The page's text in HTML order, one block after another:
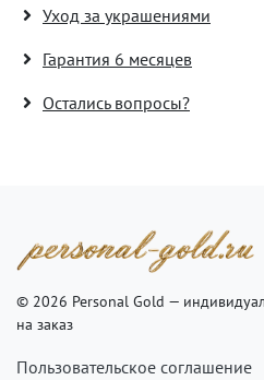
Уход за украшениями
Гарантия 6 месяцев
Остались вопросы?
© 2026 Personal Gold —
на заказ
Пользовательское соглашение